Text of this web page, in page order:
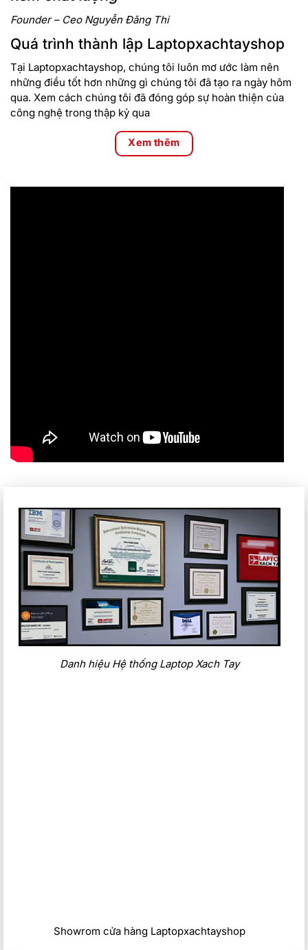
Founder – Ceo Nguyễn Đăng Thi
Quá trình thành lập Laptopxachtayshop
Tại Laptopxachtayshop, chúng tôi luôn mơ ước làm nên
những điều tốt hơn những gì chúng tôi đã tạo ra ngày hôm
qua. Xem cách chúng tôi đã đóng góp sự hoàn thiện của
công nghệ trong thập kỷ qua
Xem thêm
Danh hiệu Hệ thống Laptop Xach Tay
Showrom cửa hàng Laptopxachtayshop